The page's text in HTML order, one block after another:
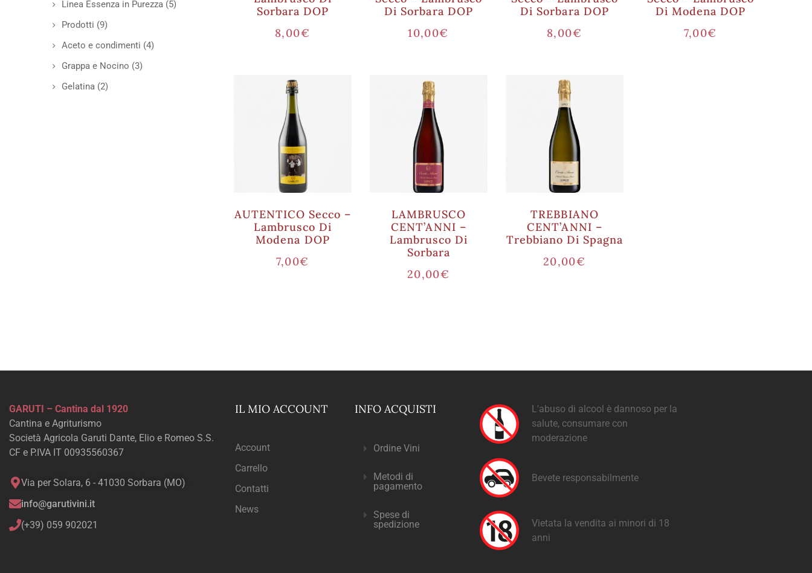
Linea Essenza in Purezza (5)
Prodotti (9)
Aceto e condimenti (4)
Grappa e Nocino (3)
Gelatina (2)
Sorbara DOP
8,00€
Di Sorbara DOP
10,00€
Di Sorbara DOP
8,00€
Di Modena DOP
7,00€
AUTENTICO Secco –
Lambrusco Di
Modena DOP
7,00€
LAMBRUSCO
CENT’ANNI –
Lambrusco Di
Sorbara
20,00€
TREBBIANO
CENT’ANNI –
Trebbiano Di Spagna
20,00€
GARUTI – Cantina dal 1920
Cantina e Agriturismo
Società Agricola Garuti Dante, Elio e Romeo S.S.
CF e P.IVA IT 00935560367
Via per Solara, 6 - 41030 Sorbara (MO)
info@garutivini.it
(+39) 059 902021
IL MIO ACCOUNT
Account
Carrello
Contatti
News
INFO ACQUISTI
Ordine Vini
Metodi di
pagamento
Spese di
spedizione
L'abuso di alcool è dannoso per la
salute, consumare con
moderazione
Bevete responsabilmente
Vietata la vendita ai minori di 18
anni